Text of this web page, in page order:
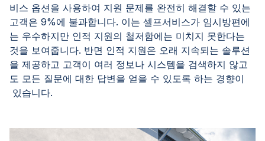
비스 옵션을 사용하여 지원 문제를 완전히 해결할 수 있는
고객은 9%에 불과합니다. 이는 셀프서비스가 임시방편에
는 우수하지만 인적 지원의 철저함에는 미치지 못한다는
것을 보여줍니다. 반면 인적 지원은 오래 지속되는 솔루션
을 제공하고 고객이 여러 정보나 시스템을 검색하지 않고
도 모든 질문에 대한 답변을 얻을 수 있도록 하는 경향이
있습니다.